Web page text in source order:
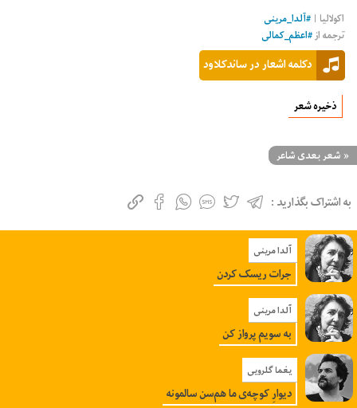
اکولالیا |
#آلدا_مرینی
ترجمه از#اعظم_کمالی
دکلمه اشعار در ساندکلاود
ذخیره شعر
« شعر بعدی شاعر
به اشتراک بگذارید :
آلدا مرینی
جرات ریسک کردن
آلدا مرینی
به سویم پرواز کن
یغما گلرویی
دیوارِ کوچه‌ی‌ ما هم‌سن‌ سالمونه‌